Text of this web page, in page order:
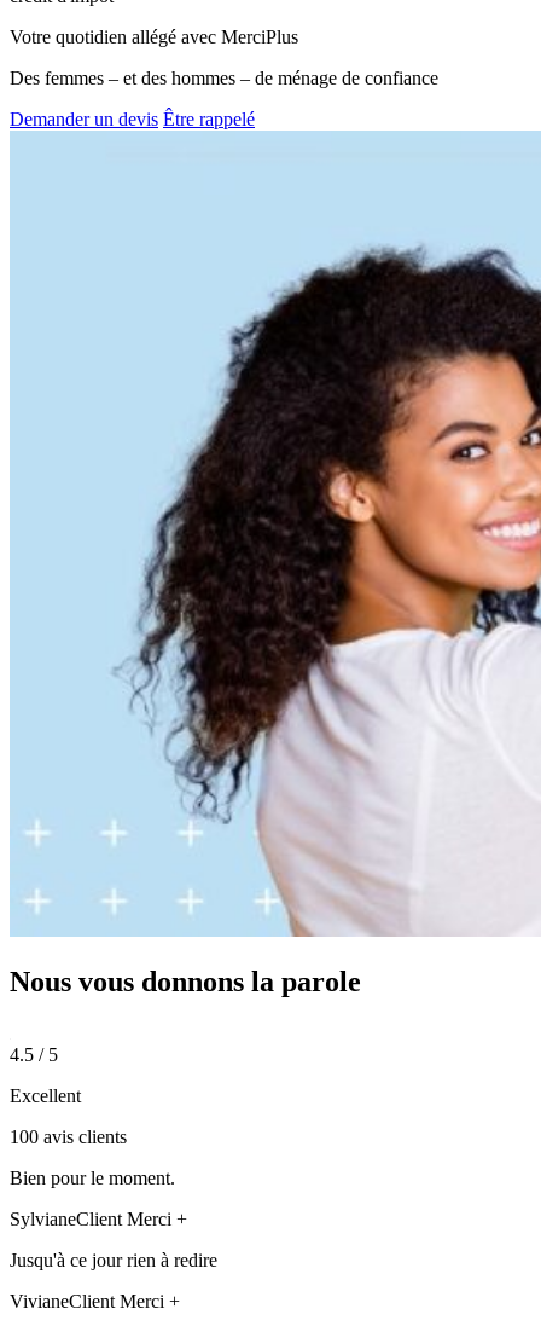
Votre quotidien allégé avec MerciPlus
Des femmes – et des hommes – de ménage de confiance
Demander un devis Être rappelé
Nous vous donnons la parole
4.5 / 5
Excellent
100 avis clients
Bien pour le moment.
SylvianeClient Merci +
Jusqu'à ce jour rien à redire
VivianeClient Merci +